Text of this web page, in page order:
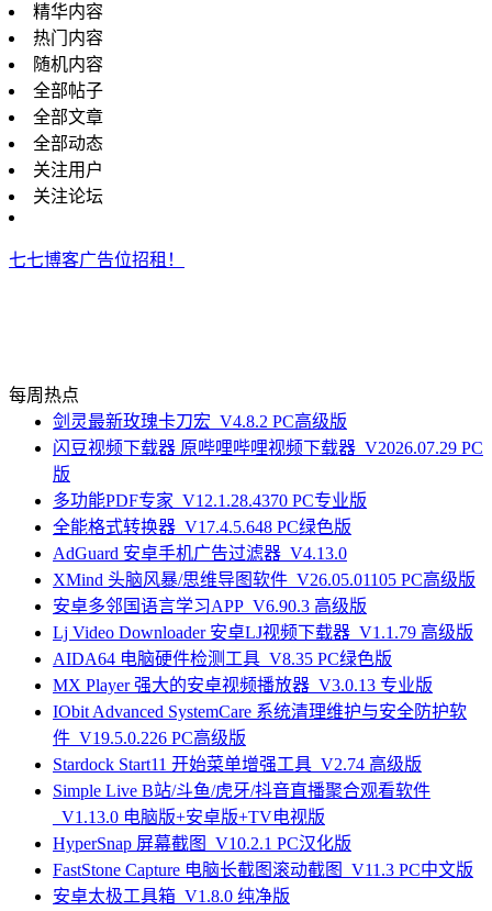
精华内容
热门内容
随机内容
全部帖子
全部文章
全部动态
关注用户
关注论坛
七七博客广告位招租！
每周热点
剑灵最新玫瑰卡刀宏_V4.8.2 PC高级版
闪豆视频下载器 原哔哩哔哩视频下载器_V2026.07.29 PC
版
多功能PDF专家_V12.1.28.4370 PC专业版
全能格式转换器_V17.4.5.648 PC绿色版
AdGuard 安卓手机广告过滤器_V4.13.0
XMind 头脑风暴/思维导图软件_V26.05.01105 PC高级版
安卓多邻国语言学习APP_V6.90.3 高级版
Lj Video Downloader 安卓LJ视频下载器_V1.1.79 高级版
AIDA64 电脑硬件检测工具_V8.35 PC绿色版
MX Player 强大的安卓视频播放器_V3.0.13 专业版
IObit Advanced SystemCare 系统清理维护与安全防护软
件_V19.5.0.226 PC高级版
Stardock Start11 开始菜单增强工具_V2.74 高级版
Simple Live B站/斗鱼/虎牙/抖音直播聚合观看软件
_V1.13.0 电脑版+安卓版+TV电视版
HyperSnap 屏幕截图_V10.2.1 PC汉化版
FastStone Capture 电脑长截图滚动截图_V11.3 PC中文版
安卓太极工具箱_V1.8.0 纯净版